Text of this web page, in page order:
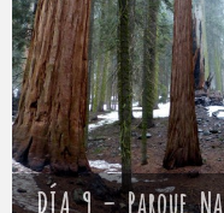
DÍA 9 – Parque